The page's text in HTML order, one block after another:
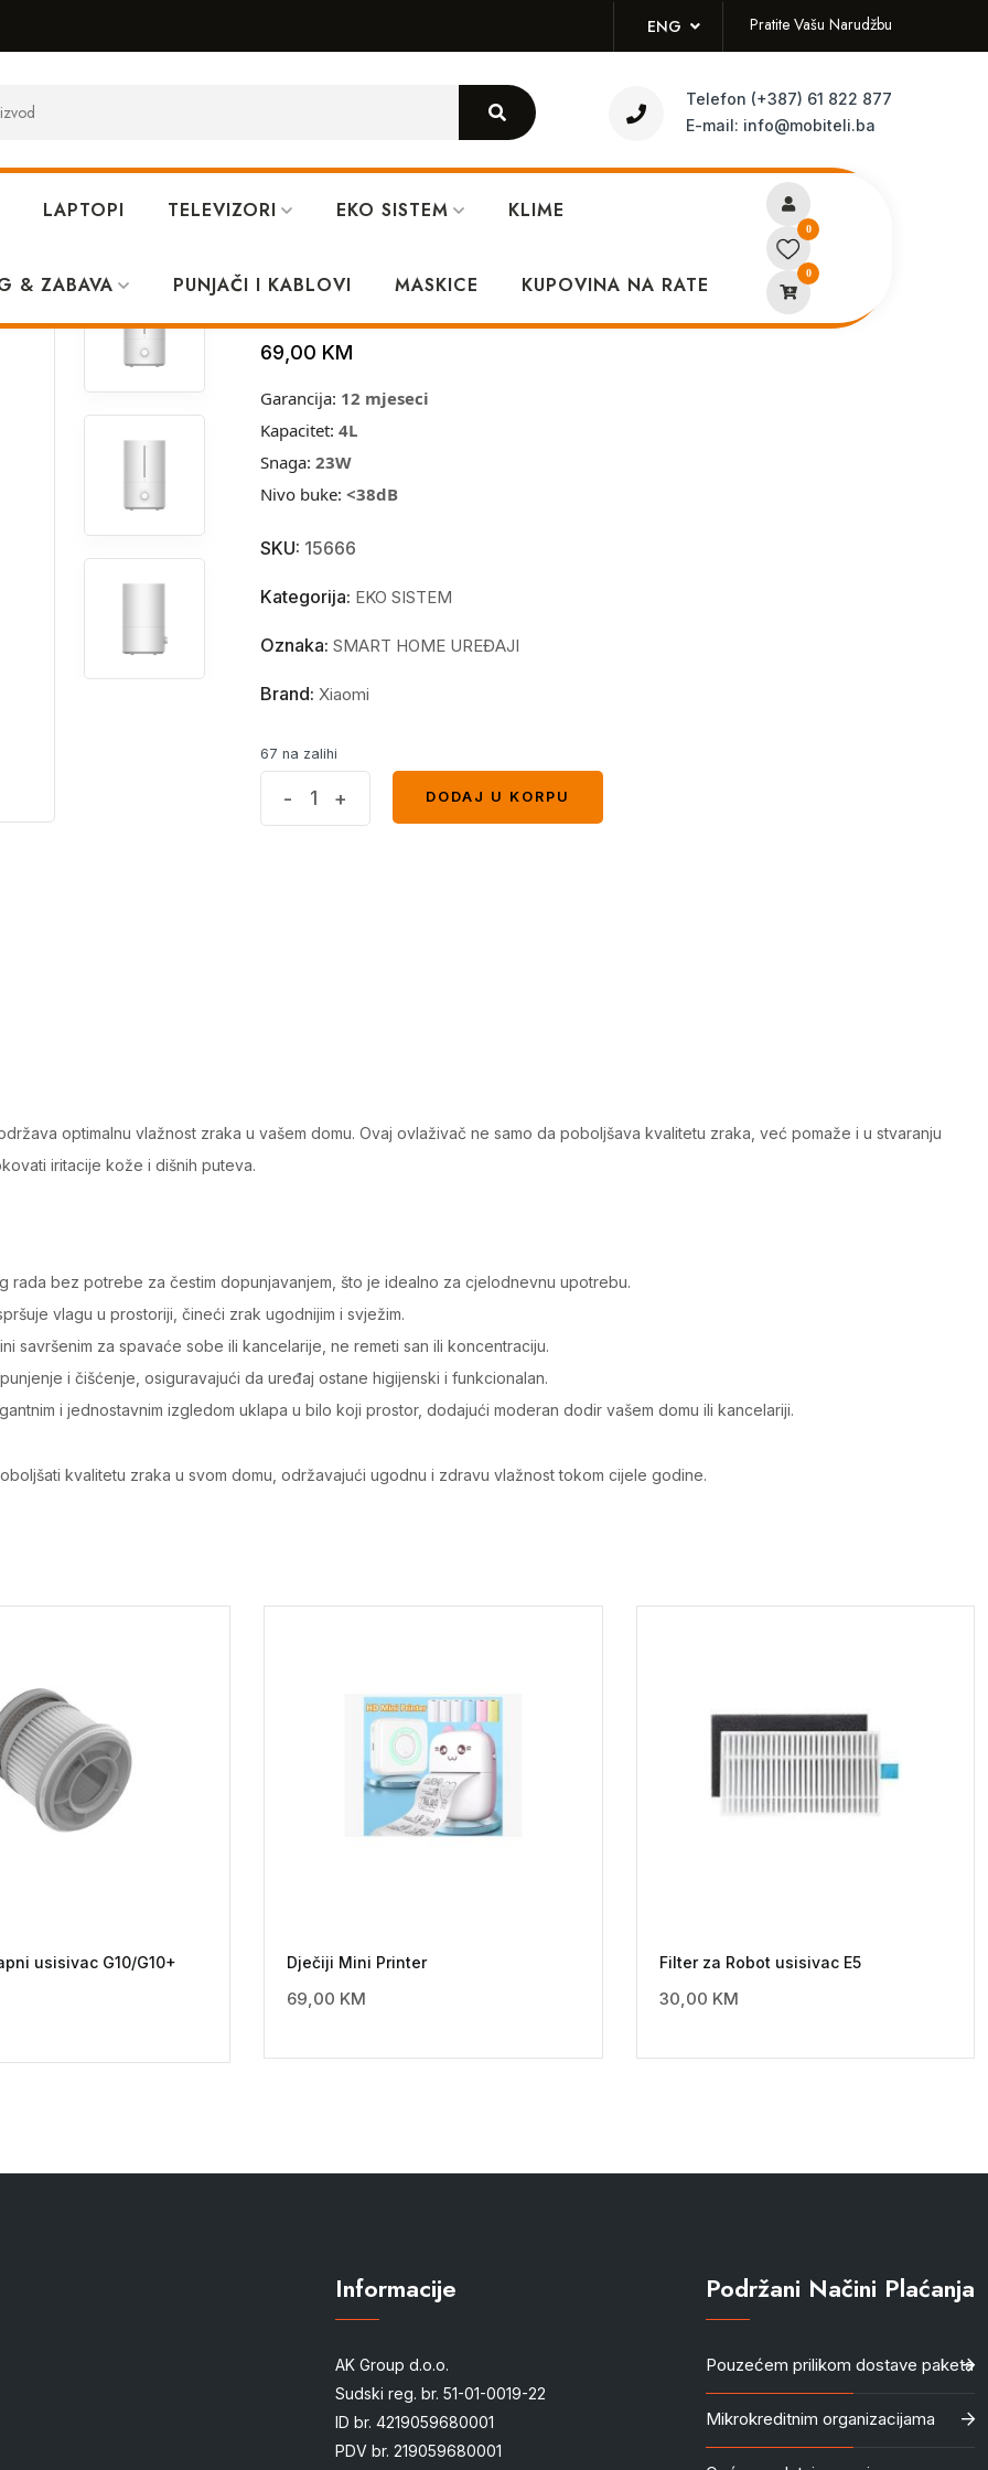
ENG Pratite Vašu Narudžbu
Telefon (+387) 61 822 877
E-mail: info@mobiteli.ba
LAPTOPI TELEVIZORI EKO SISTEM KLIME
& ZABAVA PUNJAČI I KABLOVI MASKICE KUPOVINA NA RATE
0
0
Xiaomi ovlazivac zraka 2 Lite
69,00 KM
Garancija: 12 mjeseci
Kapacitet: 4L
Snaga: 23W
Nivo buke: <38dB
SKU: 15666
Kategorija: EKO SISTEM
Oznaka: SMART HOME UREĐAJI
Brand: Xiaomi
67 na zalihi
- +
DODAJ U KORPU
optimalnu vlažnost zraka u vašem domu. Ovaj ovlaživač ne samo da poboljšava kvalitetu zraka, već pomaže i u stvaranju
iritacije kože i dišnih puteva.
rada bez potrebe za čestim dopunjavanjem, što je idealno za cjelodnevnu upotrebu.
vlagu u prostoriji, čineći zrak ugodnijim i svježim.
savršenim za spavaće sobe ili kancelarije, ne remeti san ili koncentraciju.
i čišćenje, osiguravajući da uređaj ostane higijenski i funkcionalan.
i jednostavnim izgledom uklapa u bilo koji prostor, dodajući moderan dodir vašem domu ili kancelariji.
kvalitetu zraka u svom domu, održavajući ugodnu i zdravu vlažnost tokom cijele godine.
usisivac G10/G10+ Dječiji Mini Printer
69,00 KM
Filter za Robot usisivac E5
30,00 KM
Informacije
AK Group d.o.o.
Sudski reg. br. 51-01-0019-22
ID br. 4219059680001
PDV br. 219059680001
Podržani Načini Plaćanja
Pouzećem prilikom dostave paketa
Mikrokreditnim organizacijama